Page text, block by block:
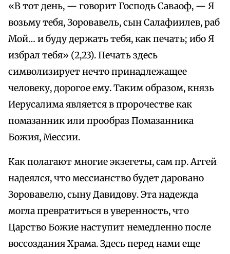
«В тот день, — говорит Господь Саваоф, — Я
возьму тебя, Зоровавель, сын Салафиилев, раб
Мой… и буду держать тебя, как печать; ибо Я
избрал тебя» (2,23). Печать здесь
символизирует нечто принадлежащее
человеку, дорогое ему. Таким образом, князь
Иерусалима является в пророчестве как
помазанник или прообраз Помазанника
Божия, Мессии.
Как полагают многие экзегеты, сам пр. Аггей
надеялся, что мессианство будет даровано
Зоровавелю, сыну Давидову. Эта надежда
могла превратиться в уверенность, что
Царство Божие наступит немедленно после
воссоздания Храма. Здесь перед нами еще